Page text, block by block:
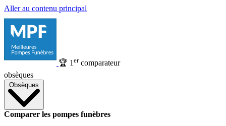
Aller au contenu principal
🏆 1 ercomparateur
obsèques
Obsèques
Comparer les pompes funèbres